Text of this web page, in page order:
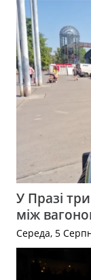
У Празі
між
Середа, 5